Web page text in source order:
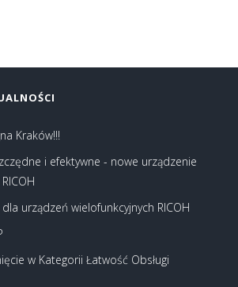
Kraków!!!
i efektywne - nowe urządzenie
urządzeń wielofunkcyjnych RICOH
w Kategorii Łatwość Obsługi